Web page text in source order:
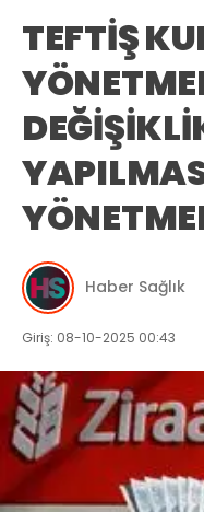
TEFTİŞ
Haber Sağlık
Giriş: 08-10-2025 00:43